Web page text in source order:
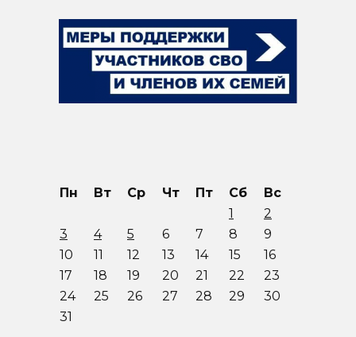
Пн Вт Ср Чт Пт Сб
Вс
1
2
3
4 5 6 7 8
9
10
11 12 13 14 15
16
17
18 19 20 21 22
23
24
25 26 27 28 29
30
31